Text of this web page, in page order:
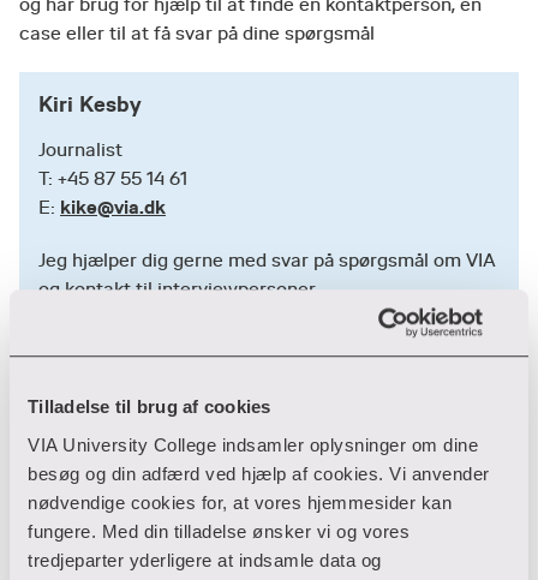
Tilladelse til brug af cookies
VIA University College indsamler oplysninger om dine
besøg og din adfærd ved hjælp af cookies. Vi anvender
nødvendige cookies for, at vores hjemmesider kan
fungere. Med din tilladelse ønsker vi og vores
tredjeparter yderligere at indsamle data og
campusbyer og VIAs uddannelser.
ansøgninger, VIA i alt har modtaget henholdsvis
i 2026 og 2025.
Kolonnerne med ’1. prio’ viser, hvor mange af de
modtagne ansøgninger til VIA, der er
ansøgerne har den pågældende uddannelse som
højeste ønske henholdsvis i 2026 og 2025.
Kolonnen ’%vis ændring i alt’ viser, hvor meget
gået frem eller tilbage i antal i 2026
Kolonnen ’%vis ændring 1. prio’ viser, hvor meget
antallet af førsteprioritetsansøgninger
procentvis er gået frem eller tilbage i antal i
2026 sammenlignet med den samlede søgning i
og har brug for hjælp til at finde en kontaktperson, en
case eller til at få svar på dine spørgsmål
Kiri Kesby
Journalist
T: +45 87 55 14 61
E: kike@via.dk
Jeg hjælper dig gerne med svar på spørgsmål om VIA
og kontakt til interviewpersoner
Journalist
T: + 45 87 55 15 32
E:aank@via.dk